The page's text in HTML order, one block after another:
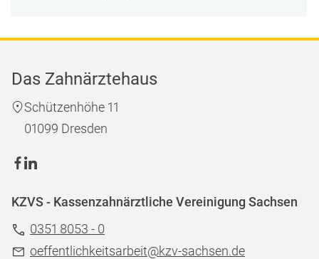
Das Zahnärztehaus
Schützenhöhe 11
01099 Dresden
KZVS - Kassenzahnärztliche Vereinigung Sachsen
0351 8053 - 0
oeffentlichkeitsarbeit@kzv-sachsen.de